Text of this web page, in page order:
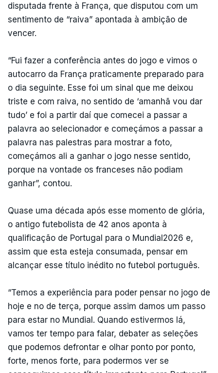
disputada frente à França, que disputou com um
sentimento de “raiva” apontada à ambição de
vencer.
“Fui fazer a conferência antes do jogo e vimos o
autocarro da França praticamente preparado para
o dia seguinte. Esse foi um sinal que me deixou
triste e com raiva, no sentido de ‘amanhã vou dar
tudo’ e foi a partir daí que comecei a passar a
palavra ao selecionador e começámos a passar a
palavra nas palestras para mostrar a foto,
começámos ali a ganhar o jogo nesse sentido,
porque na vontade os franceses não podiam
ganhar”, contou.
Quase uma década após esse momento de glória,
o antigo futebolista de 42 anos aponta à
qualificação de Portugal para o Mundial2026 e,
assim que esta esteja consumada, pensar em
alcançar esse título inédito no futebol português.
“Temos a experiência para poder pensar no jogo de
hoje e no de terça, porque assim damos um passo
para estar no Mundial. Quando estivermos lá,
vamos ter tempo para falar, debater as seleções
que podemos defrontar e olhar ponto por ponto,
forte, menos forte, para podermos ver se